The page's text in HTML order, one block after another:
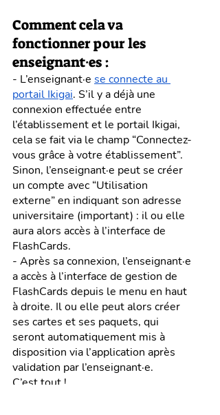
Comment cela va
fonctionner pour les
enseignant·es :
- L’enseignant·e se connecte au
portail Ikigai. S’il y a déjà une
connexion effectuée entre
l’établissement et le portail Ikigai,
cela se fait via le champ “Connectez-
vous grâce à votre établissement”.
Sinon, l’enseignant·e peut se créer
un compte avec “Utilisation
externe” en indiquant son adresse
universitaire (important) : il ou elle
aura alors accès à l’interface de
FlashCards.
- Après sa connexion, l’enseignant·e
a accès à l’interface de gestion de
FlashCards depuis le menu en haut
à droite. Il ou elle peut alors créer
ses cartes et ses paquets, qui
seront automatiquement mis à
disposition via l’application après
validation par l’enseignant·e.
C’est tout !